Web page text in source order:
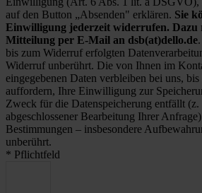
auf den Button „Absenden" erklären. Sie
Einwilligung jederzeit widerrufen. Dazu
Mitteilung per E-Mail an dsb(at)dello.de
bis zum Widerruf erfolgten
Widerruf unberührt. Die von Ihnen im
eingegebenen Daten verbleiben bei uns,
auffordern, Ihre Einwilligung zur
Zweck für die Datenspeicherung entfällt (z.
abgeschlossener Bearbeitung Ihrer
Bestimmungen – insbesondere
unberührt.
* Pflichtfeld